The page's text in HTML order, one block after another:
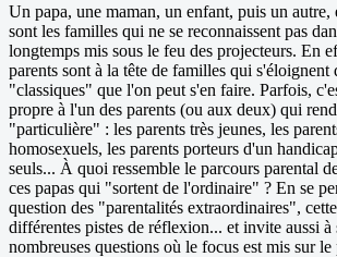
Un papa, une maman, un enfant, puis un autre,
sont les familles qui ne se reconnaissent pas
longtemps mis sous le feu des projecteurs. En
parents sont à la tête de familles qui s'éloignent
"classiques" que l'on peut s'en faire. Parfois,
propre à l'un des parents (ou aux deux) qui
"particulière" : les parents très jeunes, les
homosexuels, les parents porteurs d'un
seuls... À quoi ressemble le parcours parental
ces papas qui "sortent de l'ordinaire" ? En se
question des "parentalités extraordinaires",
différentes pistes de réflexion... et invite aussi à
nombreuses questions où le focus est mis sur le